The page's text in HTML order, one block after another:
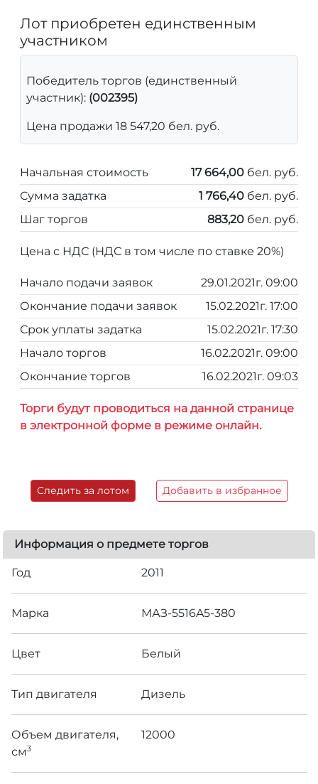
Лот приобретен единственным
участником
Победитель торгов (единственный
участник): (002395)
Цена продажи 18 547,20 бел. руб.
Начальная стоимость 17 664,00 бел. руб.
Сумма задатка
1 766,40 бел. руб.
Шаг торгов
883,20 бел. руб.
Цена с НДС (НДС в том числе по ставке 20%)
Начало подачи заявок
29.01.2021г. 09:00
Окончание подачи заявок
15.02.2021г. 17:00
Срок уплаты задатка
15.02.2021г. 17:30
Начало торгов
16.02.2021г. 09:00
Окончание торгов
16.02.2021г. 09:03
Торги будут проводиться на данной странице
в электронной форме в режиме онлайн.
Следить за лотом Добавить в избранное
Информация о предмете торгов
Год 2011
Марка МАЗ-5516A5-380
Цвет Белый
Тип двигателя Дизель
Объем двигателя,
см3
12000